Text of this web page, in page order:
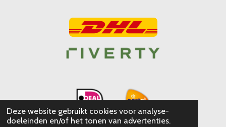
Deze website gebruikt cookies voor analyse-
doeleinden en/of het tonen van advertenties.